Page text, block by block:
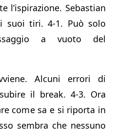
l’ispirazione. Sebastian
suoi tiri. 4-1. Può solo
a vuoto del
Alcuni errori di
il break. 4-3. Ora
come sa e si riporta in
sembra che nessuno